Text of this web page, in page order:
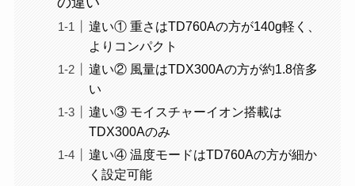
違い① 重さはTD760Aの方が140g軽く、
よりコンパクト
違い② 風量はTDX300Aの方が約1.8倍多
い
違い③ モイスチャーイオン搭載は
TDX300Aのみ
違い④ 温度モードはTD760Aの方が細か
く設定可能